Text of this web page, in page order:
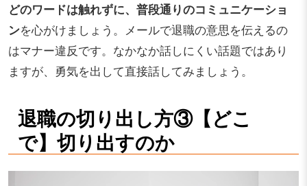
どのワードは触れずに、普段通りのコミュニケーショ
ンを心がけましょう。メールで退職の意思を伝えるの
はマナー違反です。なかなか話しにくい話題ではあり
ますが、勇気を出して直接話してみましょう。
退職の切り出し方③【どこ
で】切り出すのか